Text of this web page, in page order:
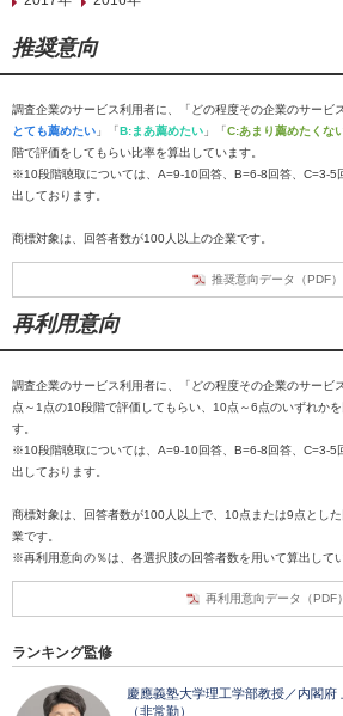
推奨意向
調査企業のサービス利用者に、「どの程度その企業のサービ
とても薦めたい 」「B:まあ薦めたい 」「C:あまり薦めたくな
階で評価をしてもらい比率を算出しています。
※10段階聴取については、A=9-10回答、B=6-8回答、C=3-5
出しております。
商標対象は、回答者数が100人以上の企業です。
推奨意向データ（PDF）
再利用意向
調査企業のサービス利用者に、「どの程度その企業のサービ
点～1点の10段階で評価してもらい、10点～6点のいずれか
す。
※10段階聴取については、A=9-10回答、B=6-8回答、C=3-5
出しております。
商標対象は、回答者数が100人以上で、10点または9点とし
業です。
※再利用意向の％は、各選択肢の回答者数を用いて算出してい
再利用意向データ（PDF）
ランキング監修
慶應義塾大学理工学部教授／内閣府
（非常勤）